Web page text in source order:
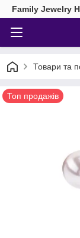
Family Jewelry
Товари та
Топ продажів